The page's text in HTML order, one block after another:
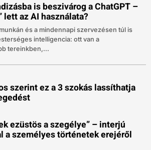
is beszivárog a ChatGPT –
lett az AI használata?
és a mindennapi szervezésen túl is
intelligencia: ott van a
tereinkben,...
szerint ez a 3 szokás lassíthatja
ezüstös a szegélye” – interjú
a személyes történetek erejéről